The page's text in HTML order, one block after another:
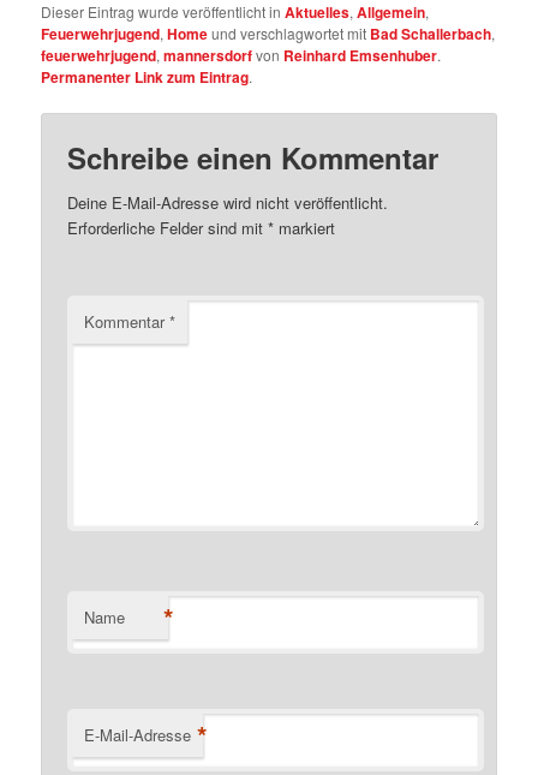
Dieser Eintrag wurde veröffentlicht inAktuelles,Allgemein,
Feuerwehrjugend,Homeund verschlagwortet mit Bad Schallerbach,
feuerwehrjugend,mannersdorfvon Reinhard Emsenhuber.
Permanenter Link zum Eintrag.
Schreibe einen Kommentar
Deine E-Mail-Adresse wird nicht veröffentlicht.
Erforderliche Felder sind mit* markiert
Kommentar*
Name *
E-Mail-Adresse *